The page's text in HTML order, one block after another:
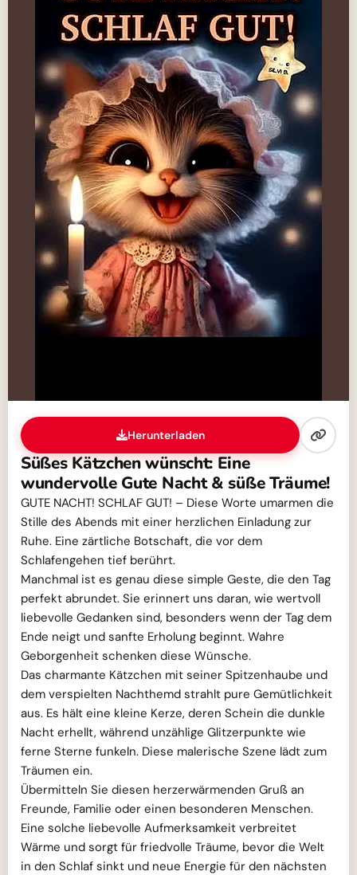
Herunterladen
Süßes Kätzchen wünscht: Eine
wundervolle Gute Nacht & süße Träume!
GUTE NACHT! SCHLAF GUT! – Diese Worte umarmen die
Stille des Abends mit einer herzlichen Einladung zur
Ruhe. Eine zärtliche Botschaft, die vor dem
Schlafengehen tief berührt.
Manchmal ist es genau diese simple Geste, die den Tag
perfekt abrundet. Sie erinnert uns daran, wie wertvoll
liebevolle Gedanken sind, besonders wenn der Tag dem
Ende neigt und sanfte Erholung beginnt. Wahre
Geborgenheit schenken diese Wünsche.
Das charmante Kätzchen mit seiner Spitzenhaube und
dem verspielten Nachthemd strahlt pure Gemütlichkeit
aus. Es hält eine kleine Kerze, deren Schein die dunkle
Nacht erhellt, während unzählige Glitzerpunkte wie
ferne Sterne funkeln. Diese malerische Szene lädt zum
Träumen ein.
Übermitteln Sie diesen herzerwärmenden Gruß an
Freunde, Familie oder einen besonderen Menschen.
Eine solche liebevolle Aufmerksamkeit verbreitet
Wärme und sorgt für friedvolle Träume, bevor die Welt
in den Schlaf sinkt und neue Energie für den nächsten